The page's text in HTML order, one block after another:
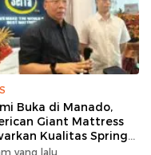
Buka di Manado,
Giant Mattress
Kualitas Spring
Premium
yang lalu